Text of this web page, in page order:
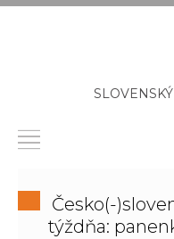
Česko(-
týždňa: